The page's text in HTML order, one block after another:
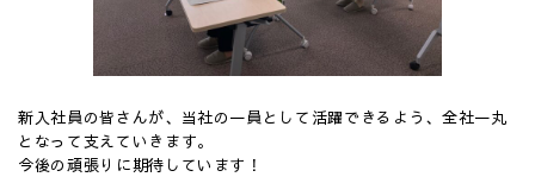
新入社員の皆さんが、当社の一員として活躍できるよう、全社一丸
となって支えていきます。
今後の頑張りに期待しています！